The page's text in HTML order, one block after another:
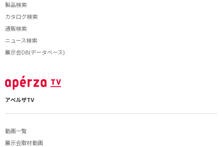
製品検索
カタログ検索
通販検索
ニュース検索
展示会DB(データベース)
アペルザTV
動画一覧
展示会取材動画